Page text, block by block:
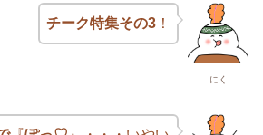
にく
チーク特集その3 ！